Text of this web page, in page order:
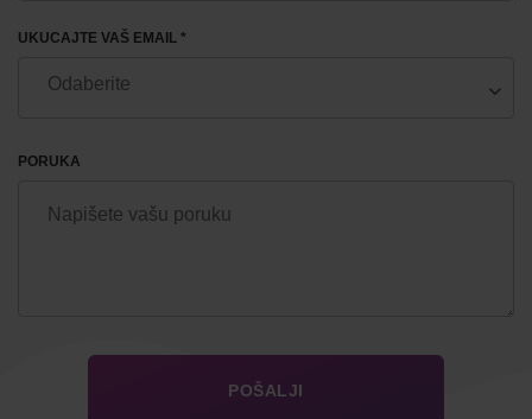
UKUCAJTE VAŠ EMAIL *
PORUKA